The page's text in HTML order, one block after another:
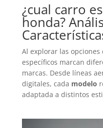
¿cual carro
honda?
Al explorar las
específicos marcan
marcas. Desde líneas
digitales, cada modelo
adaptada a distintos